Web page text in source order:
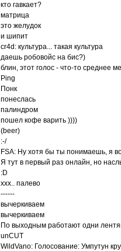
кто гавкает?
матрица
это желудок
и шипит
cr4d: культура... такая культура
даешь робовойс на бис?)
блин, этот голос - что-то среднее
Ping
Понк
понеслась
палиндром
пошел кофе варить ))))
(beer)
:-/
FSA: Ну хотя бы ты понимаешь, я
Я тут в первый раз онлайн, но
:D
ххх.. палево
------
вычеркиваем
вычеркиваем
По выходным работают одни
unCUT
WildVano: Голосование: Умпутун